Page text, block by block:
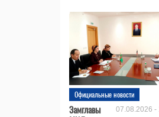
Официальные новости
07.08.2026 -
Замглавы